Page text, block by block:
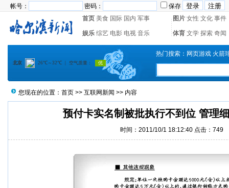
帐号： 密码：
保存
首页 美食 国际 国内 军事 图片 女性 文化 事件
娱乐 综艺 电影 电视 音乐 体育 文学 探索 奇闻
热门搜索： 网页游戏 火箭
您现在的位置： 首页 >> 互联网新闻 >> 内容
预付卡实名制被批执行不到位 管理
时间：2011/10/1 18:12:40 点击： 749